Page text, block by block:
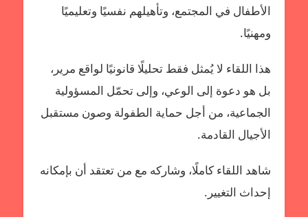
الأطفال في المجتمع، وتأهيلهم نفسيًا وتعليميًا
ومهنيًا.
هذا اللقاء لا يُمثل فقط تحليلًا قانونيًا لواقع مرير،
بل هو دعوة إلى الوعي، وإلى تحمّل المسؤولية
الجماعية، من أجل حماية الطفولة وصون مستقبل
الأجيال القادمة.
شاهد اللقاء كاملًا، وشاركه مع من تعتقد أن بإمكانه
إحداث التغيير.